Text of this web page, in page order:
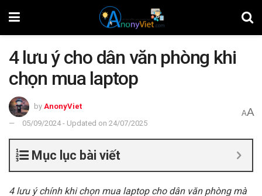
4 lưu ý cho dân văn phòng khi
chọn mua laptop
by AnonyViet
05/09/2024 - Updated on 24/07/2025
AA
Mục lục bài viết
4 lưu ý chính khi chọn mua laptop cho dân văn phòng mà